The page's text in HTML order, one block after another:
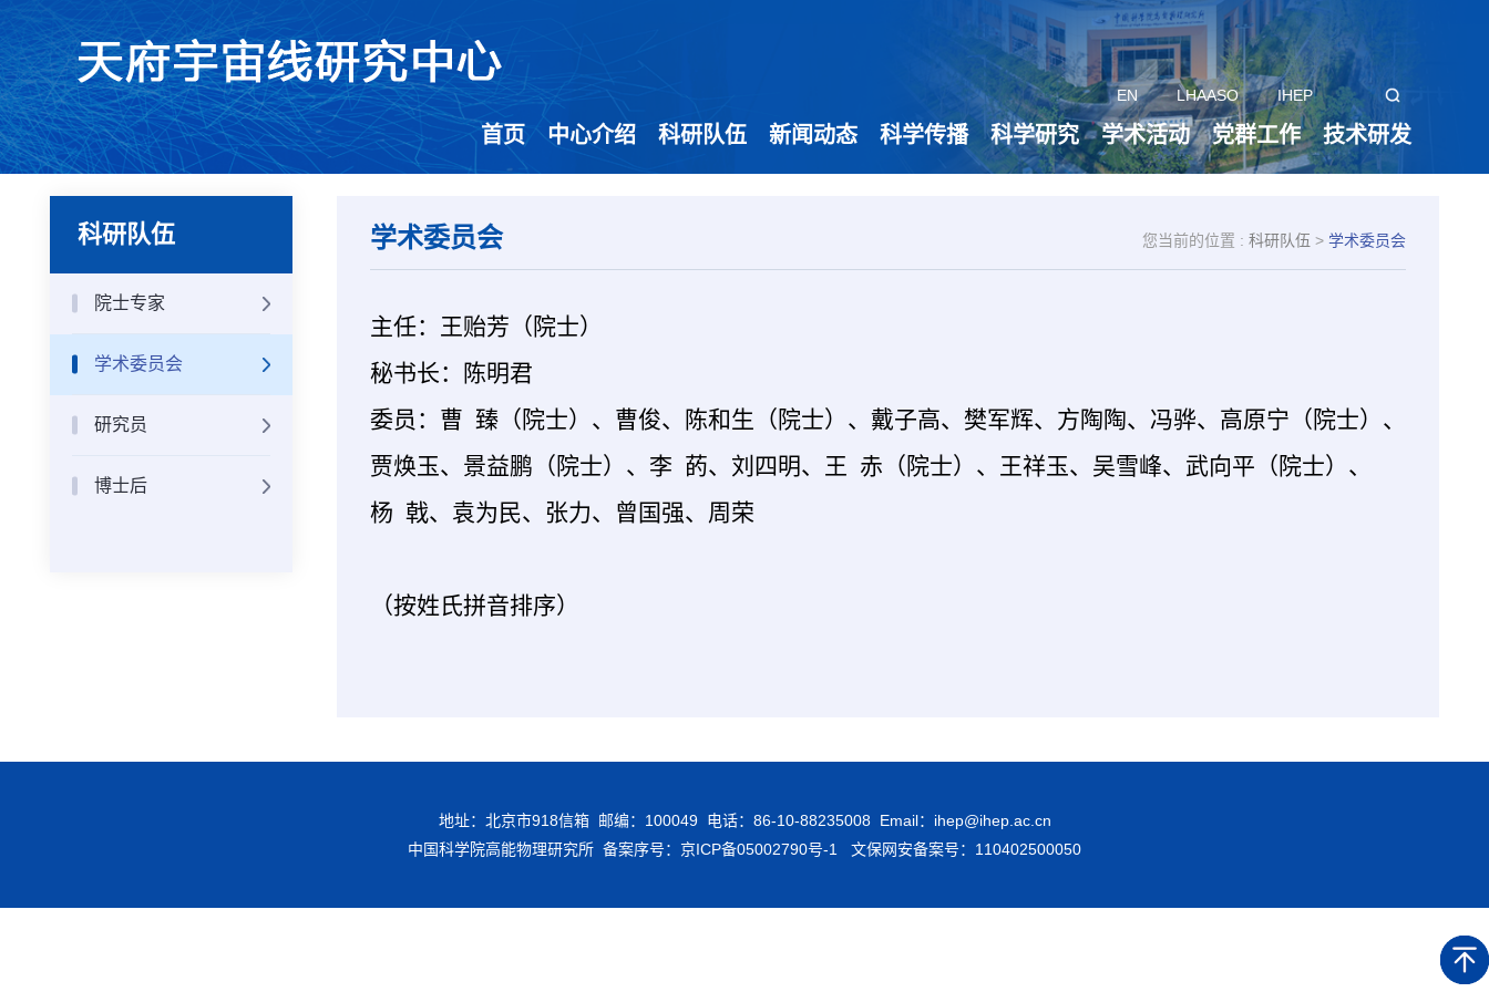
IHEP
LHAASO
EN
首页 中心介绍 科研队伍 新闻动态 科学传播 科学研究 学术活动 党群工作 技术研发
科研队伍
院士专家
学术委员会
研究员
博士后
学术委员会 您当前的位置 : 科研队伍 > 学术委员会
主任：王贻芳（院士）
秘书长：陈明君
委员：曹 臻（院士）、曹俊、陈和生（院士）、戴子高、樊军辉、方陶陶、冯骅、高原宁（院士）、
贾焕玉、景益鹏（院士）、李 菂、刘四明、王 赤（院士）、王祥玉、吴雪峰、武向平（院士）、
杨 戟、袁为民、张力、曾国强、周荣
（按姓氏拼音排序）
地址：北京市918信箱 邮编：100049 电话：86-10-88235008 Email：ihep@ihep.ac.cn
中国科学院高能物理研究所 备案序号： 京ICP备05002790号-1 文保网安备案号：110402500050